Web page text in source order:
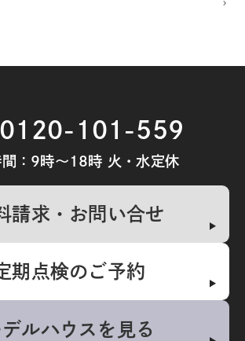
101-559
間：9時～18時 火・水定休
請求・お問い合せ
期点検のご予約
ルハウスを見る